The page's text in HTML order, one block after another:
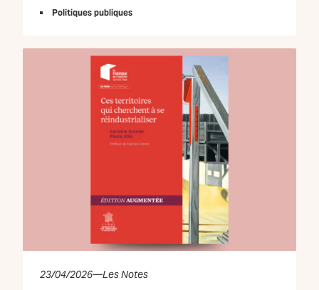
Politiques publiques
23/04/2026—Les Notes